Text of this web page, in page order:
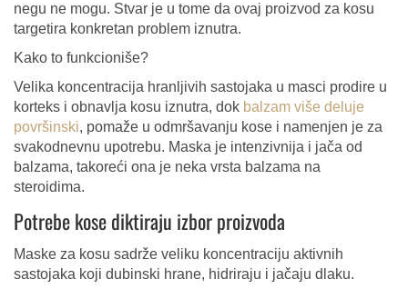
negu ne mogu. Stvar je u tome da ovaj proizvod za kosu
targetira konkretan problem iznutra.
Kako to funkcioniše?
Velika koncentracija hranljivih sastojaka u masci prodire u
korteks i obnavlja kosu iznutra, dok balzam više deluje
površinski, pomaže u odmršavanju kose i namenjen je za
svakodnevnu upotrebu. Maska je intenzivnija i jača od
balzama, takoreći ona je neka vrsta balzama na
steroidima.
Potrebe kose diktiraju izbor proizvoda
Maske za kosu sadrže veliku koncentraciju aktivnih
sastojaka koji dubinski hrane, hidriraju i jačaju dlaku.